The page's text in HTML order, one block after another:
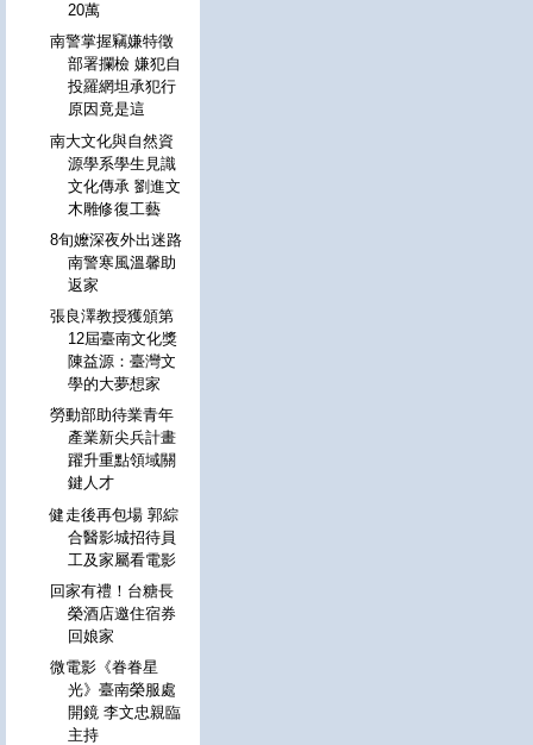
20萬
南警掌握竊嫌特徵
部署攔檢 嫌犯自
投羅網坦承犯行
原因竟是這
南大文化與自然資
源學系學生見識
文化傳承 劉進文
木雕修復工藝
8旬嬤深夜外出迷路
南警寒風溫馨助
返家
張良澤教授獲頒第
12屆臺南文化獎
陳益源：臺灣文
學的大夢想家
勞動部助待業青年
產業新尖兵計畫
躍升重點領域關
鍵人才
健走後再包場 郭綜
合醫影城招待員
工及家屬看電影
回家有禮！台糖長
榮酒店邀住宿券
回娘家
微電影《眷眷星
光》臺南榮服處
開鏡 李文忠親臨
主持